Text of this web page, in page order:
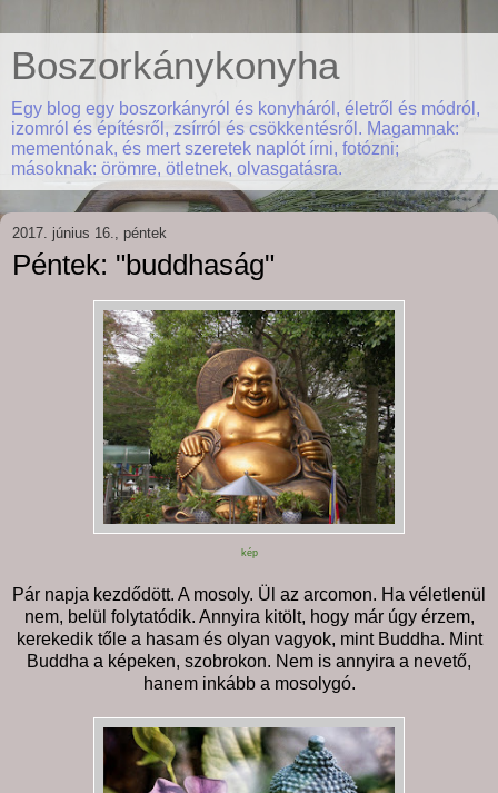
Boszorkánykonyha
Egy blog egy boszorkányról és konyháról, életről és módról,
izomról és építésről, zsírról és csökkentésről. Magamnak:
mementónak, és mert szeretek naplót írni, fotózni;
másoknak: örömre, ötletnek, olvasgatásra.
2017. június 16., péntek
Péntek: "buddhaság"
kép
Pár napja kezdődött. A mosoly. Ül az arcomon. Ha véletlenül
nem, belül folytatódik. Annyira kitölt, hogy már úgy érzem,
kerekedik tőle a hasam és olyan vagyok, mint Buddha. Mint
Buddha a képeken, szobrokon. Nem is annyira a nevető,
hanem inkább a mosolygó.